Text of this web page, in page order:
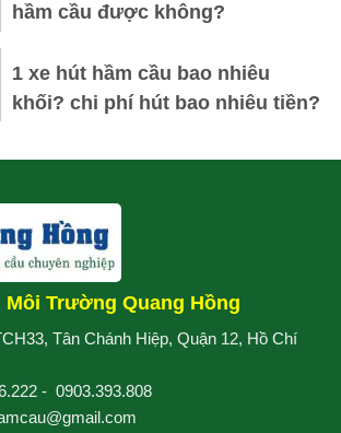
hầm cầu được không?
1 xe hút hầm cầu bao nhiêu
khối? chi phí hút bao nhiêu tiền?
Môi Trường Quang Hồng
Tân Chánh Hiệp, Quận 12, Hồ Chí
- 0903.393.808